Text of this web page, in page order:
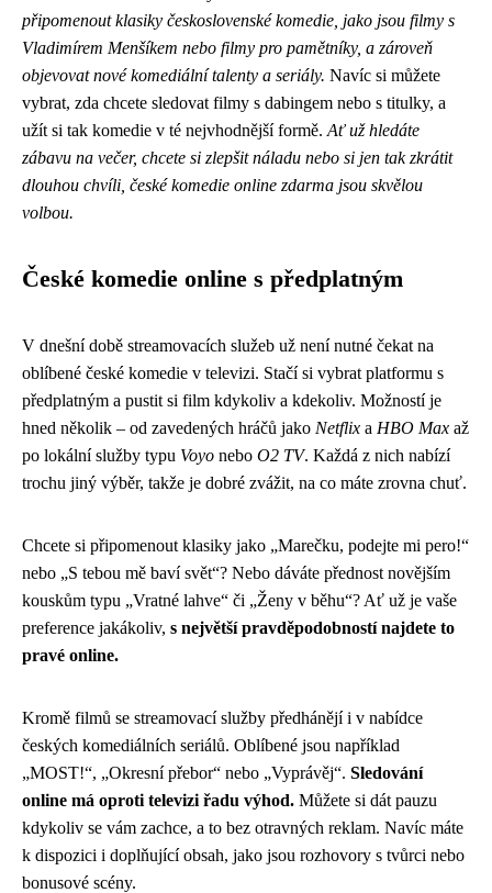
připomenout klasiky československé komedie, jako jsou filmy s
Vladimírem Menšíkem nebo filmy pro pamětníky, a zároveň
objevovat nové komediální talenty a seriály. Navíc si můžete
vybrat, zda chcete sledovat filmy s dabingem nebo s titulky, a
užít si tak komedie v té nejvhodnější formě. Ať už hledáte
zábavu na večer, chcete si zlepšit náladu nebo si jen tak zkrátit
dlouhou chvíli, české komedie online zdarma jsou skvělou
volbou.
České komedie online s předplatným
V dnešní době streamovacích služeb už není nutné čekat na
oblíbené české komedie v televizi. Stačí si vybrat platformu s
předplatným a pustit si film kdykoliv a kdekoliv. Možností je
hned několik – od zavedených hráčů jako Netflix a HBO Max až
po lokální služby typu Voyo nebo O2 TV. Každá z nich nabízí
trochu jiný výběr, takže je dobré zvážit, na co máte zrovna chuť.
Chcete si připomenout klasiky jako „Marečku, podejte mi pero!“
nebo „S tebou mě baví svět“? Nebo dáváte přednost novějším
kouskům typu „Vratné lahve“ či „Ženy v běhu“? Ať už je vaše
preference jakákoliv, s největší pravděpodobností najdete to
pravé online.
Kromě filmů se streamovací služby předhánějí i v nabídce
českých komediálních seriálů. Oblíbené jsou například
„MOST!“, „Okresní přebor“ nebo „Vyprávěj“. Sledování
online má oproti televizi řadu výhod. Můžete si dát pauzu
kdykoliv se vám zachce, a to bez otravných reklam. Navíc máte
k dispozici i doplňující obsah, jako jsou rozhovory s tvůrci nebo
bonusové scény.